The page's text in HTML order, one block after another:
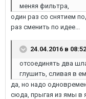
меняя фильтра,
один раз со снятием
раз сменить по идее...
24.04.2016 в
отсоединять два
глушить, сливая в
да, но надо
сюда, прыгая из ямы в